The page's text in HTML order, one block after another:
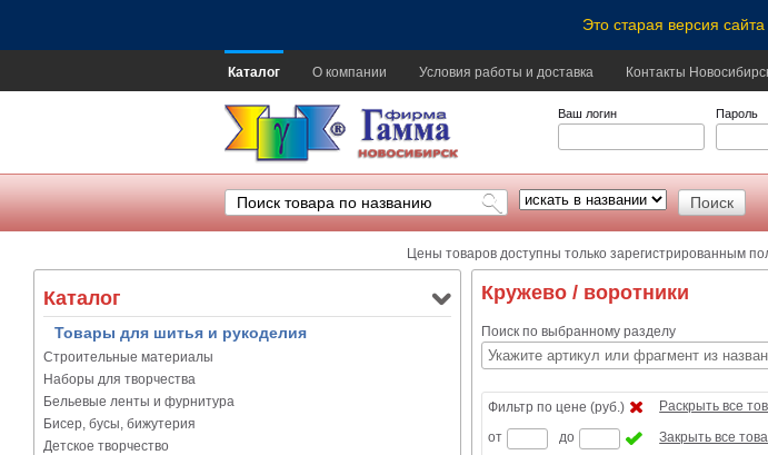
Это старая версия сайта
Каталог О компании Условия работы и доставка Контакты
Ваш логин Пароль
Цены товаров доступны только зарегистрированным
Каталог
Товары для шитья и рукоделия
Строительные материалы
Наборы для творчества
Бельевые ленты и фурнитура
Бисер, бусы, бижутерия
Детское творчество
Кружево / воротники
Поиск по выбранному разделу
Фильтр по цене (руб.)
от
до
Раскрыть все
Закрыть все